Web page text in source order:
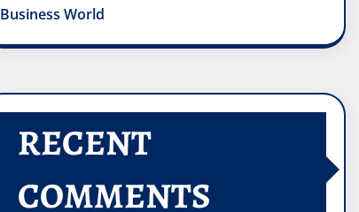
Business World
RECENT
COMMENTS